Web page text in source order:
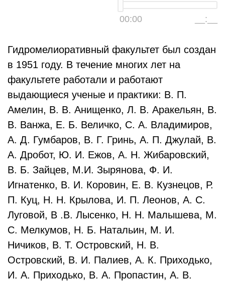
00:00 __:__
Гидромелиоративный факультет был создан
в 1951 году. В течение многих лет на
факультете работали и работают
выдающиеся ученые и практики: В. П.
Амелин, В. В. Анищенко, Л. В. Аракельян, В.
В. Ванжа, Е. Б. Величко, С. А. Владимиров,
А. Д. Гумбаров, В. Г. Гринь, А. П. Джулай, В.
А. Дробот, Ю. И. Ежов, А. Н. Жибаровский,
В. Б. Зайцев, М.И. Зырянова, Ф. И.
Игнатенко, В. И. Коровин, Е. В. Кузнецов, Р.
П. Куц, Н. Н. Крылова, И. П. Леонов, А. С.
Луговой, В .В. Лысенко, Н. Н. Малышева, М.
С. Мелкумов, Н. Б. Натальин, М. И.
Ничиков, В. Т. Островский, Н. В.
Островский, В. И. Палиев, А. К. Приходько,
И. А. Приходько, В. А. Пропастин, А. В.